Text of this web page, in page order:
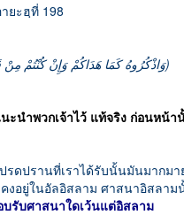
ยะฮฺที่ 198
‎(وَاذْكُرُوهُ كَمَا هَدَاكُمْ وَإِنْ كُنْتُمْ مِنْ قَبْلِهِ لَمِنَ الضَّالِّينَ)
ะนำพวกเจ้าไว้ แท้จริง ก่อนหน้
ปรานที่เราได้รับนั้นมันมากมา
งอยู่ในอัลอิสลาม ศาสนาอิสลา
รับศาสนาใดเว้นแต่อิสลาม